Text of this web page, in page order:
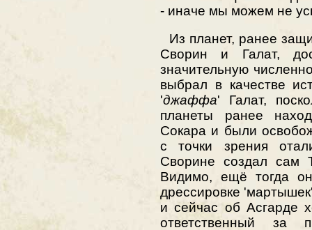
- иначе мы можем не
Из планет, ранее
Сворин и Галат,
значительную
выбрал в качестве
'джаффа' Галат,
планеты ранее
Сокара и были
с точки зрения
Сворине создал сам
Видимо, ещё тогда
дрессировке
и сейчас об Асгарде
ответственный за